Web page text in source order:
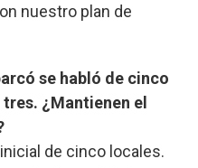
nuestro plan de
se habló de cinco
¿Mantienen el
de cinco locales.